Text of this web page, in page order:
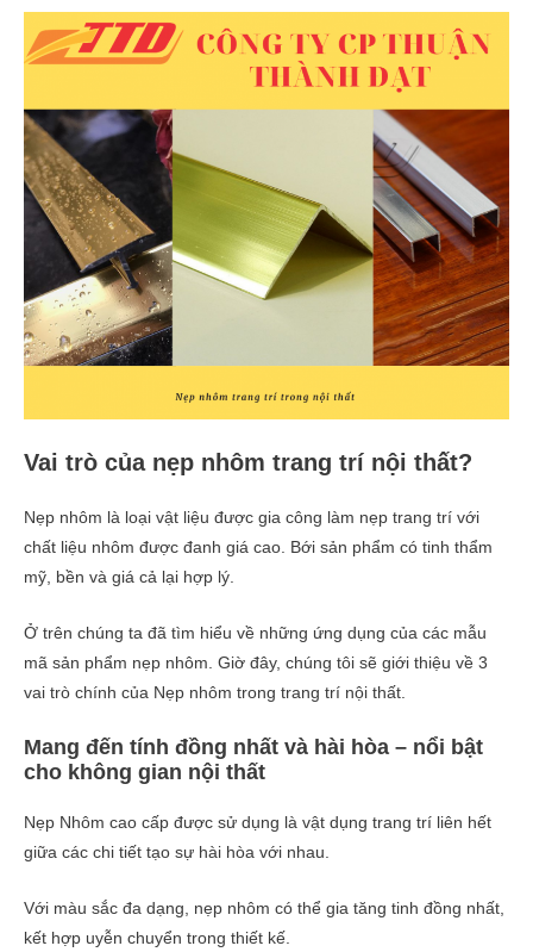
Vai trò của nẹp nhôm trang trí nội thất?
Nẹp nhôm là loại vật liệu được gia công làm nẹp trang trí với
chất liệu nhôm được đanh giá cao. Bới sản phẩm có tinh thẩm
mỹ, bền và giá cả lại hợp lý.
Ở trên chúng ta đã tìm hiểu về những ứng dụng của các mẫu
mã sản phẩm nẹp nhôm. Giờ đây, chúng tôi sẽ giới thiệu về 3
vai trò chính của Nẹp nhôm trong trang trí nội thất.
Mang đến tính đồng nhất và hài hòa – nổi bật
cho không gian nội thất
Nẹp Nhôm cao cấp được sử dụng là vật dụng trang trí liên hết
giữa các chi tiết tạo sự hài hòa với nhau.
Với màu sắc đa dạng, nẹp nhôm có thể gia tăng tinh đồng nhất,
kết hợp uyễn chuyển trong thiết kế.